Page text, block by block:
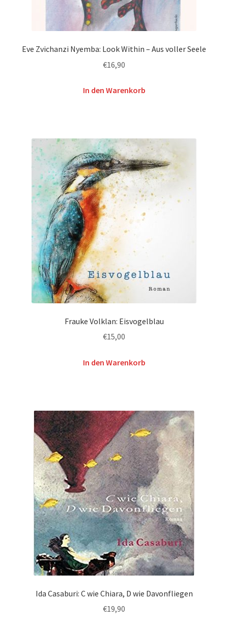
Eve Zvichanzi Nyemba: Look Within – Aus voller Seele
€16,90
In den Warenkorb
Frauke Volklan: Eisvogelblau
€15,00
In den Warenkorb
Ida Casaburi: C wie Chiara, D wie Davonfliegen
€19,90